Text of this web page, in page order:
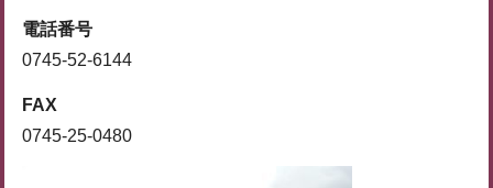
電話番号
0745-52-6144
FAX
0745-25-0480